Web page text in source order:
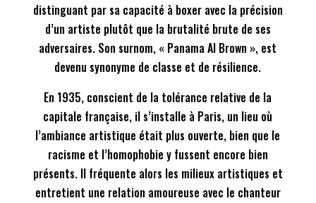
distinguant par sa capacité à boxer avec la précision
d’un artiste plutôt que la brutalité brute de ses
adversaires. Son surnom, « Panama Al Brown », est
devenu synonyme de classe et de résilience.
En 1935, conscient de la tolérance relative de la
capitale française, il s’installe à Paris, un lieu où
l’ambiance artistique était plus ouverte, bien que le
racisme et l’homophobie y fussent encore bien
présents. Il fréquente alors les milieux artistiques et
entretient une relation amoureuse avec le chanteur